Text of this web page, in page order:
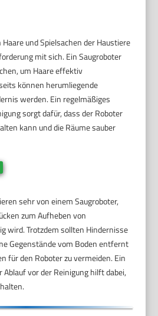
und Spielsachen der Haustiere
mit sich. Ein Saugroboter
um Haare effektiv
können herumliegende
werden. Ein regelmäßiges
sorgt dafür, dass der Roboter
kann und die Räume sauber
sehr von einem Saugroboter,
zum Aufheben von
wird. Trotzdem sollten Hindernisse
Gegenstände vom Boden entfernt
für den Roboter zu vermeiden. Ein
vor der Reinigung hilft dabei,